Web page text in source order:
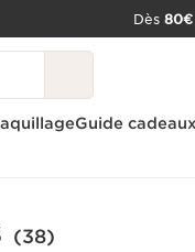
Dès 80€
Guide cadeaux
(38)